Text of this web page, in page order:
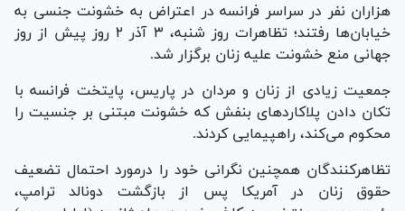
هزاران نفر در سراسر فرانسه در اعتراض به خشونت جنسی به
خیابان‌ها رفتند؛ تظاهرات روز شنبه، ۳ آذر ۲ روز پیش از روز
جهانی منع خشونت علیه زنان برگزار شد.
جمعیت زیادی از زنان و مردان در پاریس، پایتخت فرانسه با
تکان دادن پلاکارد‌های بنفش که خشونت مبتنی بر جنسیت را
محکوم می‌کند، راهپیمایی کردند.
تظاهرکنندگان همچنین نگرانی خود را درمورد احتمال تضعیف
حقوق زنان در آمریکا پس از بازگشت دونالد ترامپ،